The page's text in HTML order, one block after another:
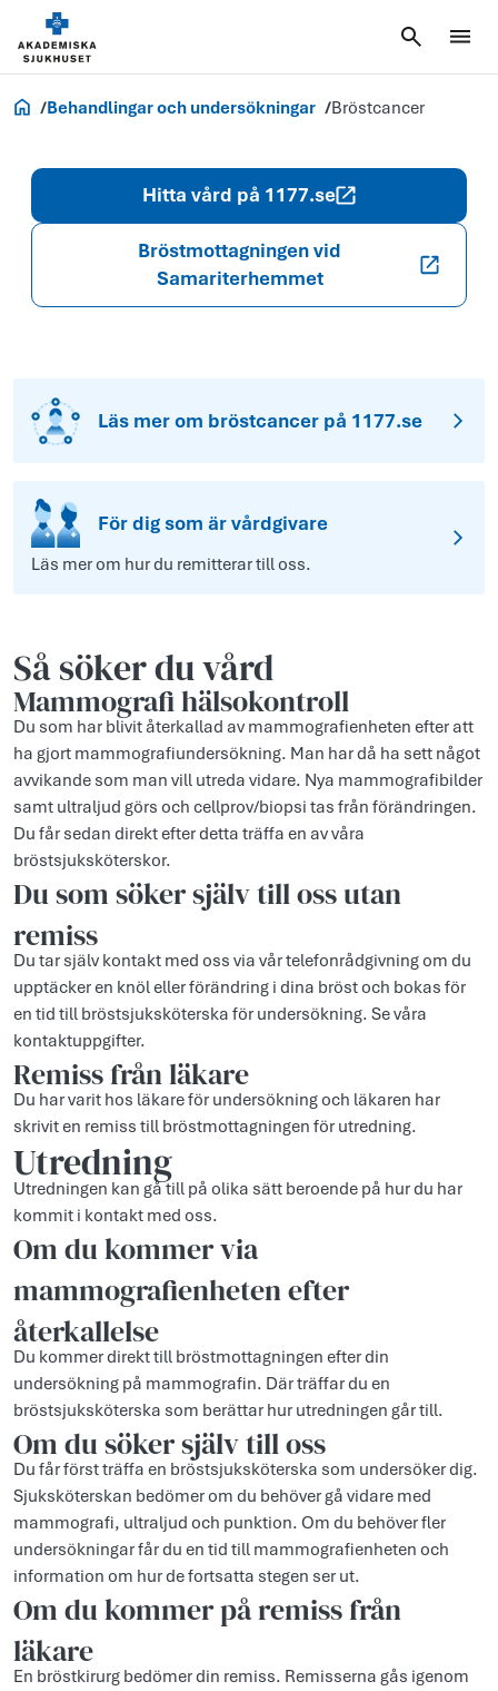
Akademiska.se
Behandlingar och undersökningar Bröstcancer
Hitta vård på 1177.se
Bröstmottagningen vid
Samariterhemmet
Läs mer om bröstcancer på 1177.se
För dig som är vårdgivare
Läs mer om hur du remitterar till oss.
Så söker du vård
Mammografi hälsokontroll
Du som har blivit återkallad av mammografienheten efter att
ha gjort mammografiundersökning. Man har då ha sett något
avvikande som man vill utreda vidare. Nya mammografibilder
samt ultraljud görs och cellprov/biopsi tas från förändringen.
Du får sedan direkt efter detta träffa en av våra
bröstsjuksköterskor.
Du som söker själv till oss utan
remiss
Du tar själv kontakt med oss via vår telefonrådgivning om du
upptäcker en knöl eller förändring i dina bröst och bokas för
en tid till bröstsjuksköterska för undersökning. Se våra
kontaktuppgifter.
Remiss från läkare
Du har varit hos läkare för undersökning och läkaren har
skrivit en remiss till bröstmottagningen för utredning.
Utredning
Utredningen kan gå till på olika sätt beroende på hur du har
kommit i kontakt med oss.
Om du kommer via
mammografienheten efter
återkallelse
Du kommer direkt till bröstmottagningen efter din
undersökning på mammografin. Där träffar du en
bröstsjuksköterska som berättar hur utredningen går till.
Om du söker själv till oss
Du får först träffa en bröstsjuksköterska som undersöker dig.
Sjuksköterskan bedömer om du behöver gå vidare med
mammografi, ultraljud och punktion. Om du behöver fler
undersökningar får du en tid till mammografienheten och
information om hur de fortsatta stegen ser ut.
Om du kommer på remiss från
läkare
En bröstkirurg bedömer din remiss. Remisserna gås igenom